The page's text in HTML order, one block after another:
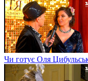
Чи готує Оля